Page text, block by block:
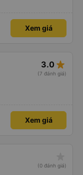
Xem giá
3.0 star_rate
(7 đánh giá)
Xem giá
(0 đánh giá)